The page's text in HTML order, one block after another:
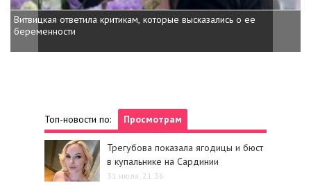
Витвицкая ответила критикам, которые высказались о ее
беременности
Топ-новости по: Просмотрам
Трегубова показала ягодицы и бюст
в купальнике на Сардинии
31 июля, 21:36